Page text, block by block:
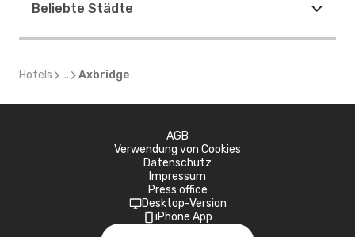
Beliebte Städte
Hotels ... Axbridge
AGB
Verwendung von Cookies
Datenschutz
Impressum
Press office
Desktop-Version
iPhone App